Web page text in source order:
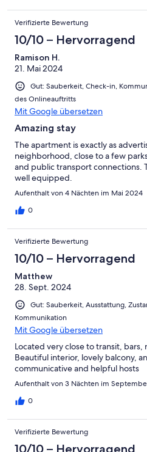
Verifizierte Bewertung
10/10 – Hervorragend
Ramison H.
21. Mai 2024
Gut: Sauberkeit, Check-in,
des Onlineauftritts
Mit Google übersetzen
Amazing stay
The apartment is exactly as
neighborhood, close to a few
and public transport connections.
well equipped.
Aufenthalt von 4 Nächten im Mai 2024
0
Verifizierte Bewertung
10/10 – Hervorragend
Matthew
28. Sept. 2024
Gut: Sauberkeit, Ausstattung,
Kommunikation
Mit Google übersetzen
Located very close to transit, bars,
Beautiful interior, lovely balcony,
communicative and helpful hosts
Aufenthalt von 3 Nächten im
0
Verifizierte Bewertung
10/10 – Hervorragend